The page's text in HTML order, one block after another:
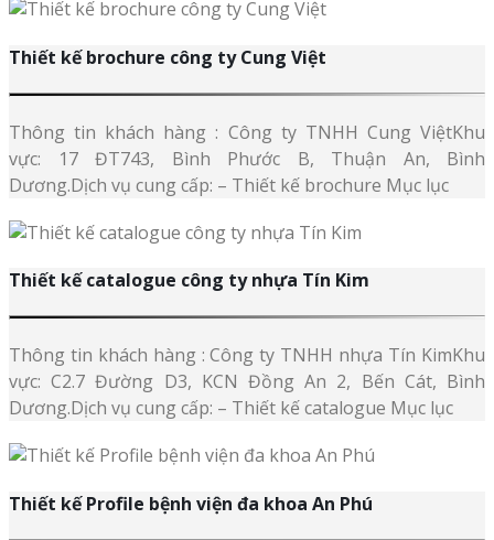
Thiết kế brochure công ty Cung Việt
Thông tin khách hàng : Công ty TNHH Cung ViệtKhu
vực: 17 ĐT743, Bình Phước B, Thuận An, Bình
Dương.Dịch vụ cung cấp: – Thiết kế brochure Mục lục
Thiết kế catalogue công ty nhựa Tín Kim
Thông tin khách hàng : Công ty TNHH nhựa Tín KimKhu
vực: C2.7 Đường D3, KCN Đồng An 2, Bến Cát, Bình
Dương.Dịch vụ cung cấp: – Thiết kế catalogue Mục lục
Thiết kế Profile bệnh viện đa khoa An Phú